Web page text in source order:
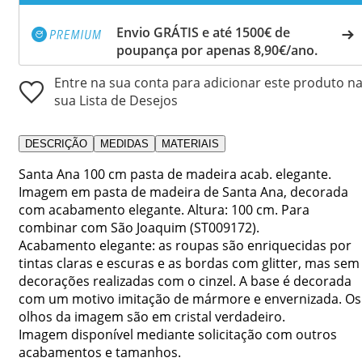
Envio GRÁTIS e até 1500€ de
poupança por apenas 8,90€/ano.
Entre na sua conta para adicionar este produto na
sua Lista de Desejos
DESCRIÇÃO MEDIDAS MATERIAIS
Santa Ana 100 cm pasta de madeira acab. elegante.
Imagem em pasta de madeira de Santa Ana, decorada
com acabamento elegante. Altura: 100 cm. Para
combinar com São Joaquim (ST009172).
Acabamento elegante: as roupas são enriquecidas por
tintas claras e escuras e as bordas com glitter, mas sem
decorações realizadas com o cinzel. A base é decorada
com um motivo imitação de mármore e envernizada. Os
olhos da imagem são em cristal verdadeiro.
Imagem disponível mediante solicitação com outros
acabamentos e tamanhos.